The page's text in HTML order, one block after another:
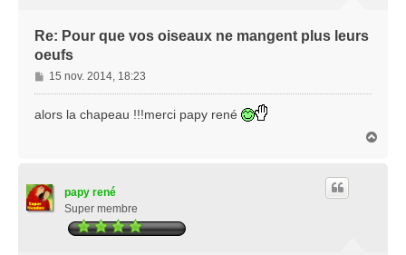
Re: Pour que vos oiseaux ne mangent plus leurs
oeufs
M
e
15 nov. 2014, 18:23
alors la chapeau !!!merci papy rené
papy rené
Super membre